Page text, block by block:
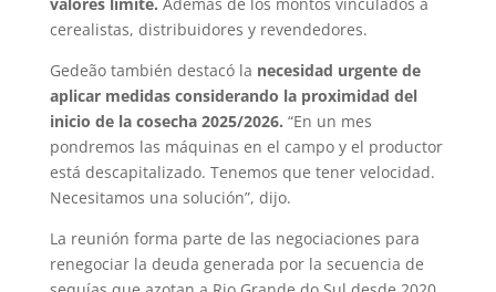
cerealistas, distribuidores y revendedores.
Gedeão también destacó la necesidad urgente de
aplicar medidas considerando la proximidad del
inicio de la cosecha 2025/2026. “En un mes
pondremos las máquinas en el campo y el productor
está descapitalizado. Tenemos que tener velocidad.
Necesitamos una solución”, dijo.
La reunión forma parte de las negociaciones para
renegociar la deuda generada por la secuencia de